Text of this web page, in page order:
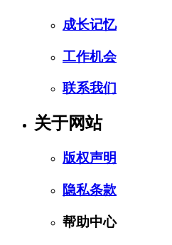
成长记忆
工作机会
联系我们
关于网站
版权声明
隐私条款
帮助中心